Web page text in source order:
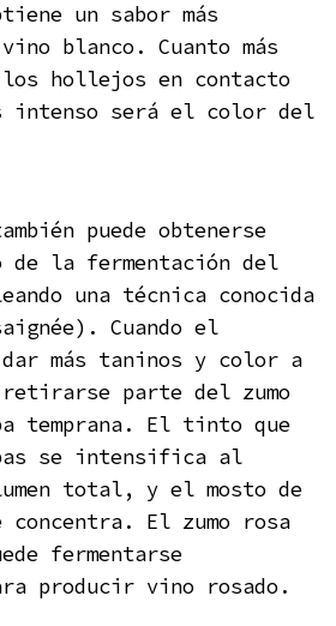
un sabor más
blanco. Cuanto más
los hollejos en contacto
intenso será el color del
puede obtenerse
de la fermentación del
una técnica conocida
Cuando el
más taninos y color a
parte del zumo
temprana. El tinto que
se intensifica al
total, y el mosto de
concentra. El zumo rosa
fermentarse
producir vino rosado.